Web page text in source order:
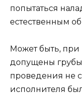
попытаться
естественным
Может быть,
допущены
проведения не
исполнителя